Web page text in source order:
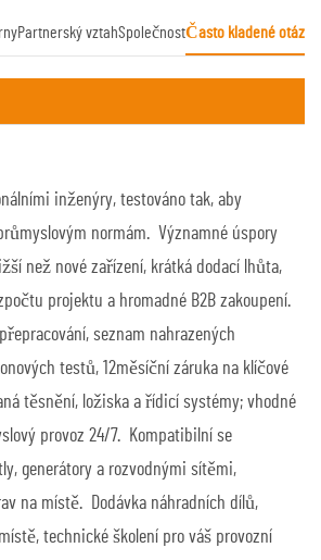
Partnerský vztahSpolečnostČasto kladené otázky
inženýry, testováno tak, aby
normám. Významné úspory
než nové zařízení, krátká dodací lhůta,
projektu a hromadné B2B zakoupení.
seznam nahrazených
testů, 12měsíční záruka na klíčové
těsnění, ložiska a řídicí systémy; vhodné
provoz 24/7. Kompatibilní se
generátory a rozvodnými sítěmi,
na místě. Dodávka náhradních dílů,
technické školení pro váš provozní